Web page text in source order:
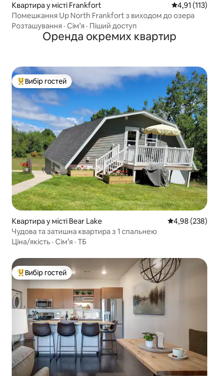
Квартира у місті Frankfort Середня
4,91 (113)
Помешкання Up North Frankfort з виходом до озера
Розташування · Сім’я · Піший доступ
Оренда окремих квартир
Топ вибір гостей
Вибір гостей
Квартира у місті Bear Lake Середня
4,98 (238)
Чудова та затишна квартира з 1 спальнею
Ціна/якість · Сім’я · ТБ
Топ вибір гостей
Вибір гостей